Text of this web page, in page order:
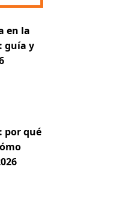
en la
guía y
por qué